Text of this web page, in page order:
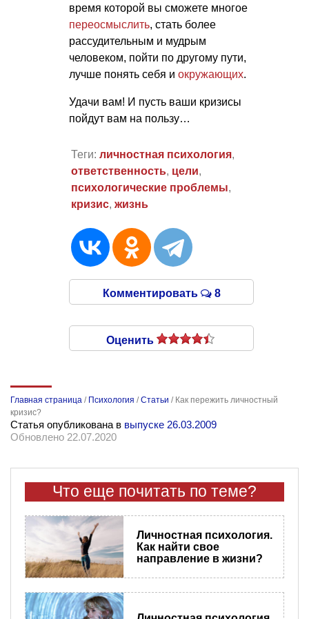
время которой вы сможете многое
переосмыслить, стать более
рассудительным и мудрым
человеком, пойти по другому пути,
лучше понять себя и окружающих.
Удачи вам! И пусть ваши кризисы
пойдут вам на пользу…
Теги: личностная психология,
ответственность, цели,
психологические проблемы,
кризис, жизнь
Комментировать 8
Оценить
Главная страница / Психология /Статьи / Как пережить личностный
кризис?
Статья опубликована в выпуске 26.03.2009
Обновлено 22.07.2020
Что еще почитать по теме?
Личностная психология.
Как найти свое
направление в жизни?